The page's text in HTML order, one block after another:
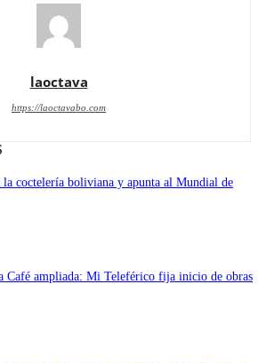
laoctava
https://laoctavabo.com
la coctelería boliviana y apunta al Mundial de
Café ampliada: Mi Teleférico fija inicio de obras